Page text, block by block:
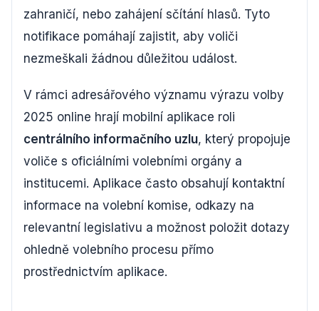
zahraničí, nebo zahájení sčítání hlasů. Tyto
notifikace pomáhají zajistit, aby voliči
nezmeškali žádnou důležitou událost.
V rámci adresářového významu výrazu volby
2025 online hrají mobilní aplikace roli
centrálního informačního uzlu, který propojuje
voliče s oficiálními volebními orgány a
institucemi. Aplikace často obsahují kontaktní
informace na volební komise, odkazy na
relevantní legislativu a možnost položit dotazy
ohledně volebního procesu přímo
prostřednictvím aplikace.